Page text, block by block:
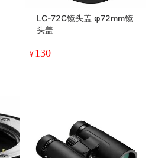
LC-72C镜头盖 φ72mm镜
头盖
¥ 130